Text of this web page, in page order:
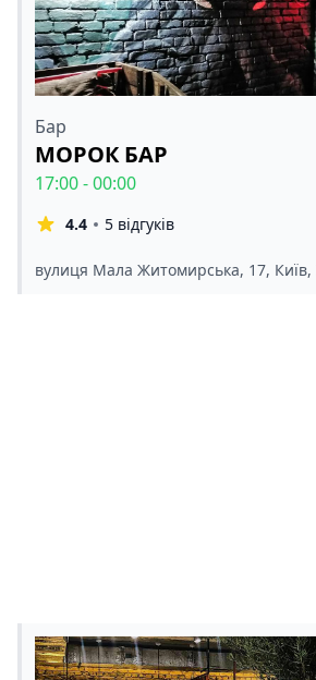
Бар
МОРОК БАР
17:00 - 00:00
4.4 5 відгуків
вулиця Мала Житомирська, 17, Київ,